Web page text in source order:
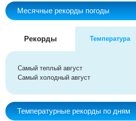
Месячные рекорды погоды
Рекорды Температура
Самый теплый август
Самый холодный август
Температурные рекорды по дням